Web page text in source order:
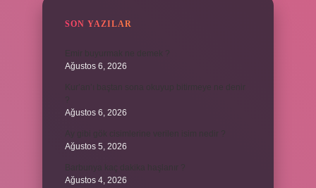
SON YAZILAR
Ağustos 6, 2026
Ağustos 6, 2026
Ağustos 5, 2026
Ağustos 4, 2026